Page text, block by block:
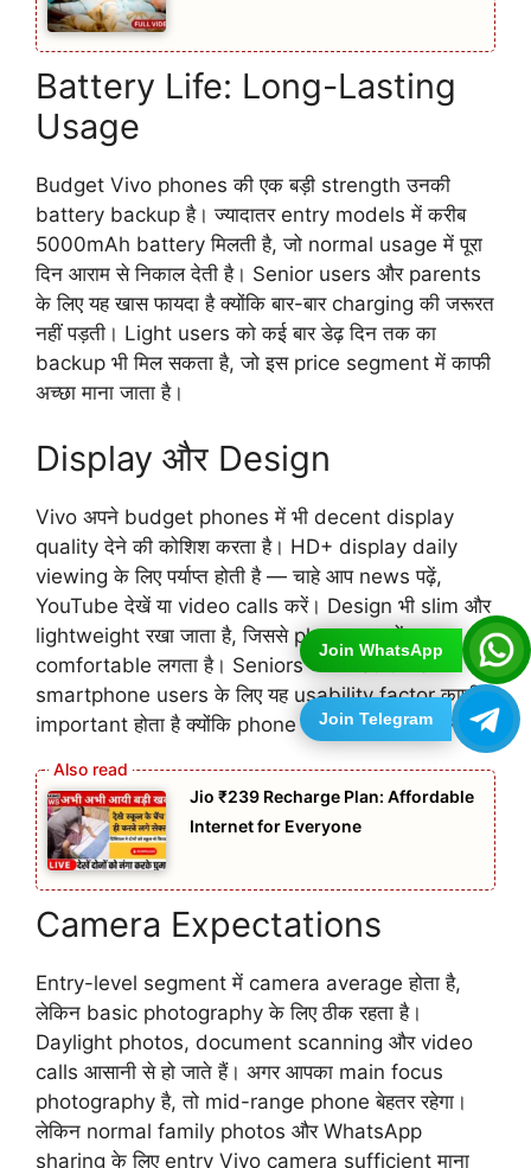
Join WhatsApp
Join Telegram
Battery Life: Long-Lasting
Usage
Budget Vivo phones की एक बड़ी strength उनकी
battery backup है। ज्यादातर entry models में करीब
5000mAh battery मिलती है, जो normal usage में पूरा
दिन आराम से निकाल देती है। Senior users और parents
के लिए यह खास फायदा है क्योंकि बार-बार charging की जरूरत
नहीं पड़ती। Light users को कई बार डेढ़ दिन तक का
backup भी मिल सकता है, जो इस price segment में काफी
अच्छा माना जाता है।
Display और Design
Vivo अपने budget phones में भी decent display
quality देने की कोशिश करता है। HD+ display daily
viewing के लिए पर्याप्त होती है — चाहे आप news पढ़ें,
YouTube देखें या video calls करें। Design भी slim और
lightweight रखा जाता है, जिससे phone हाथ में
comfortable लगता है। Seniors और first-time
smartphone users के लिए यह usability factor काफी
important होता है क्योंकि phone ज्यादा bulky नहीं लगता।
Jio ₹239 Recharge Plan: Affordable
Internet for Everyone
Camera Expectations
Entry-level segment में camera average होता है,
लेकिन basic photography के लिए ठीक रहता है।
Daylight photos, document scanning और video
calls आसानी से हो जाते हैं। अगर आपका main focus
photography है, तो mid-range phone बेहतर रहेगा।
लेकिन normal family photos और WhatsApp
sharing के लिए entry Vivo camera sufficient माना